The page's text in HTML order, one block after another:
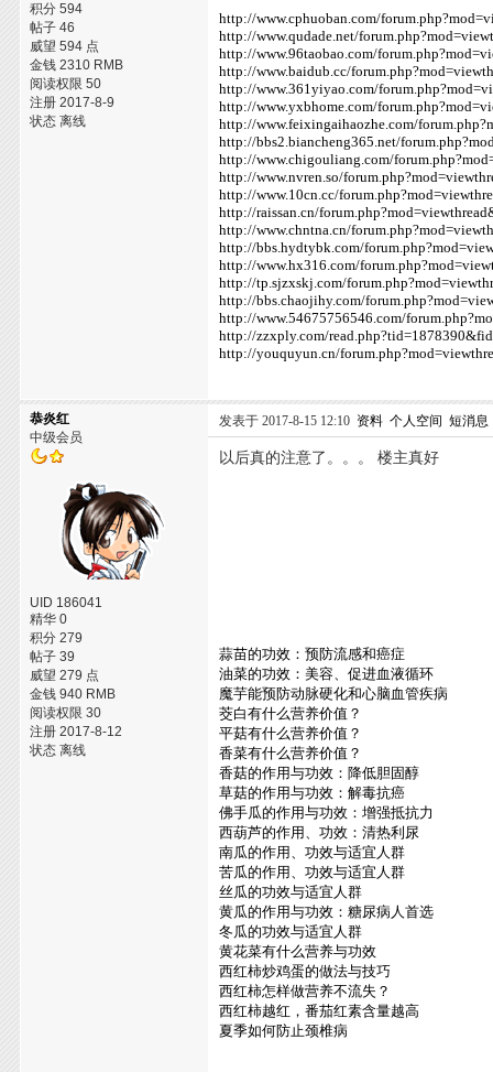
积分 594
帖子 46
威望 594 点
金钱 2310 RMB
阅读权限 50
注册 2017-8-9
状态 离线
http://www.cphuoban.com/
http://www.qudade.net/
http://www.96taobao.com/
http://www.baidub.cc/
http://www.361yiyao.com/
http://www.yxbhome.com/
http://www.feixingaihaozhe.com/
http://bbs2.biancheng365.net/
http://www.chigouliang.com/
http://www.nvren.so/
http://www.10cn.cc/
http://raissan.cn/
http://www.chntna.cn/
http://bbs.hydtybk.com/
http://www.hx316.com/
http://tp.sjzxskj.com/
http://bbs.chaojihy.com/
http://www.54675756546.com/
http://zzxply.com/
http://youquyun.cn/
恭炎红
中级会员
UID 186041
精华 0
积分 279
帖子 39
威望 279 点
金钱 940 RMB
阅读权限 30
注册 2017-8-12
状态 离线
发表于 2017-8-15 12:10 资料 个人空间 短消息
以后真的注意了。。。 楼主真好
蒜苗的功效：预防流感和癌症
油菜的功效：美容、促进血液循环
魔芋能预防动脉硬化和心脑血管疾病
茭白有什么营养价值？
平菇有什么营养价值？
香菜有什么营养价值？
香菇的作用与功效：降低胆固醇
草菇的作用与功效：解毒抗癌
佛手瓜的作用与功效：增强抵抗力
西葫芦的作用、功效：清热利尿
南瓜的作用、功效与适宜人群
苦瓜的作用、功效与适宜人群
丝瓜的功效与适宜人群
黄瓜的作用与功效：糖尿病人首选
冬瓜的功效与适宜人群
黄花菜有什么营养与功效
西红柿炒鸡蛋的做法与技巧
西红柿怎样做营养不流失？
西红柿越红，番茄红素含量越高
夏季如何防止颈椎病